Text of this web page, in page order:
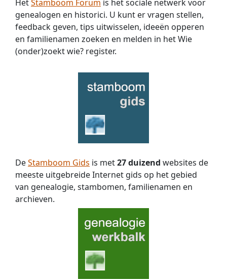
HetStamboom Forum is het sociale netwerk voor
genealogen en historici. U kunt er vragen stellen,
feedback geven, tips uitwisselen, ideeën opperen
en familienamen zoeken en melden in het Wie
(onder)zoekt wie? register.
DeStamboom Gids is met27 duizend websites de
meeste uitgebreide Internet gids op het gebied
van genealogie, stambomen, familienamen en
archieven.